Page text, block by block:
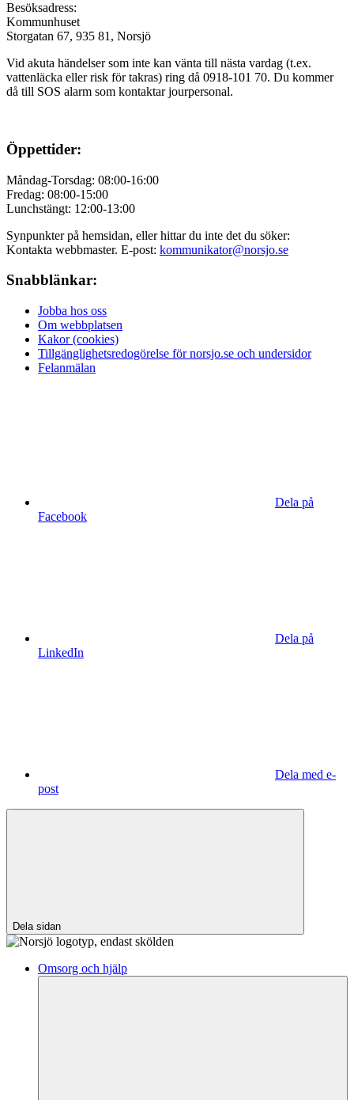
Besöksadress:
Kommunhuset
Storgatan 67, 935 81, Norsjö
Vid akuta händelser som inte kan vänta till nästa vardag (t.ex.
vattenläcka ellerrisk för takras) ring då 0918-101 70. Du kommer
då till SOS alarm som kontaktar jourpersonal.
Öppettider:
Måndag-Torsdag: 08:00-16:00
Fredag: 08:00-15:00
Lunchstängt: 12:00-13:00
Synpunkter på hemsidan, eller hittar du inte det du söker:
Kontakta webbmaster. E-post: kommunikator@norsjo.se
Snabblänkar:
Jobba hos oss
Om webbplatsen
Kakor (cookies)
Tillgänglighetsredogörelse för norsjo.se och undersidor
Felanmälan
Dela på
Facebook
Dela på
LinkedIn
Dela med e-
post
Dela sidan
Omsorg och hjälp